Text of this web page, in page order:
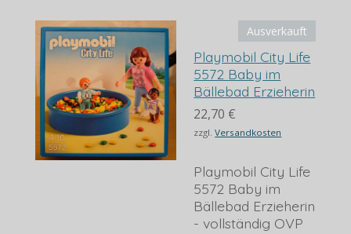
Ausverkauft
Playmobil City Life
5572 Baby im
Bällebad Erzieherin
22,70 €
zzgl.Versandkosten
Playmobil City Life
5572 Baby im
Bällebad Erzieherin
- vollständig OVP